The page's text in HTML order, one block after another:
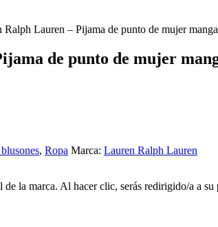
Ralph Lauren – Pijama de punto de mujer
de punto de mujer
, Ropa Marca: Lauren Ralph Lauren
la marca. Al hacer clic, serás redirigido/a a